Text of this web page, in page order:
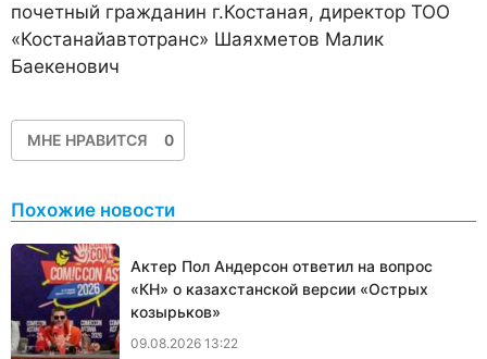
почетный гражданин г.Костаная, директор ТОО
«Костанайавтотранс» Шаяхметов Малик
Баекенович
МНЕ НРАВИТСЯ 0
Похожие новости
Актер Пол Андерсон ответил на вопрос
«КН» о казахстанской версии «Острых
козырьков»
09.08.2026 13:22